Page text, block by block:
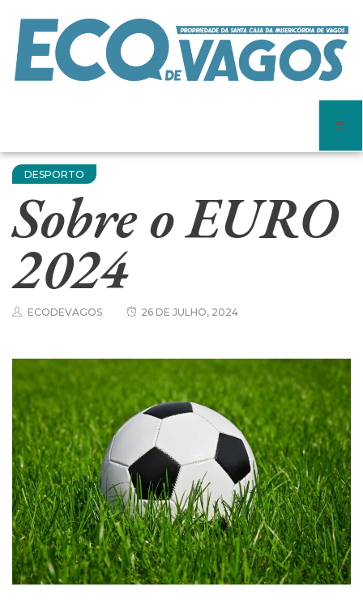
DESPORTO
Sobre o EURO
2024
ECODEVAGOS 26 DE JULHO, 2024